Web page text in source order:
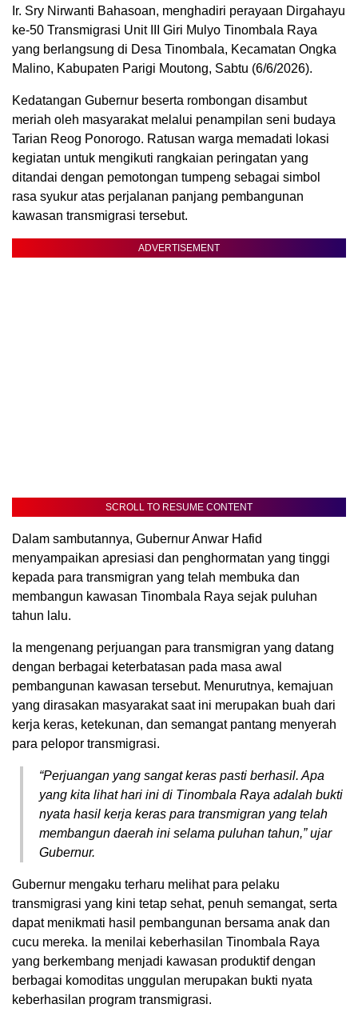
Ir. Sry Nirwanti Bahasoan, menghadiri perayaan Dirgahayu
ke-50 Transmigrasi Unit III Giri Mulyo Tinombala Raya
yang berlangsung di Desa Tinombala, Kecamatan Ongka
Malino, Kabupaten Parigi Moutong, Sabtu (6/6/2026).
Kedatangan Gubernur beserta rombongan disambut
meriah oleh masyarakat melalui penampilan seni budaya
Tarian Reog Ponorogo. Ratusan warga memadati lokasi
kegiatan untuk mengikuti rangkaian peringatan yang
ditandai dengan pemotongan tumpeng sebagai simbol
rasa syukur atas perjalanan panjang pembangunan
kawasan transmigrasi tersebut.
ADVERTISEMENT
SCROLL TO RESUME CONTENT
Dalam sambutannya, Gubernur Anwar Hafid
menyampaikan apresiasi dan penghormatan yang tinggi
kepada para transmigran yang telah membuka dan
membangun kawasan Tinombala Raya sejak puluhan
tahun lalu.
Ia mengenang perjuangan para transmigran yang datang
dengan berbagai keterbatasan pada masa awal
pembangunan kawasan tersebut. Menurutnya, kemajuan
yang dirasakan masyarakat saat ini merupakan buah dari
kerja keras, ketekunan, dan semangat pantang menyerah
para pelopor transmigrasi.
“Perjuangan yang sangat keras pasti berhasil. Apa
yang kita lihat hari ini di Tinombala Raya adalah bukti
nyata hasil kerja keras para transmigran yang telah
membangun daerah ini selama puluhan tahun,” ujar
Gubernur.
Gubernur mengaku terharu melihat para pelaku
transmigrasi yang kini tetap sehat, penuh semangat, serta
dapat menikmati hasil pembangunan bersama anak dan
cucu mereka. Ia menilai keberhasilan Tinombala Raya
yang berkembang menjadi kawasan produktif dengan
berbagai komoditas unggulan merupakan bukti nyata
keberhasilan program transmigrasi.